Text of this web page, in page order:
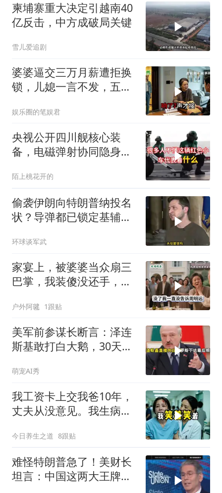
柬埔寨重大决定引越南40
亿反击，中方成破局关键
雪儿爱追剧
婆婆逼交三万月薪遭拒换
锁，儿媳一言不发，五天
娱乐圈的笔娱君
央视公开四川舰核心装
备，电磁弹射协同隐身无
陌上桃花开的
偷袭伊朗向特朗普纳投名
状？导弹都已锁定基辅才
豪赌到底有多疯？
环球谈军武
家宴上，被婆婆当众扇三
巴掌，我装傻没还手，悄
夫全家10人被新户主请出
家门
户外阿毽 1跟贴
美军前参谋长断言：泽连
斯基敢打白大鹅，30天内
萌宠AI秀
我工资卡上交我爸10年，
丈夫从没意见。我生病住
今日养生之道 8跟贴
难怪特朗普急了！美财长
坦言：中国这两大王牌，